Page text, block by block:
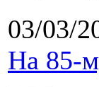
03/03/
На 85-